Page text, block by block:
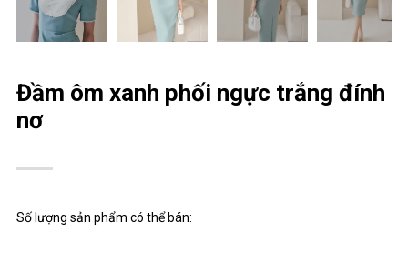
Đầm ôm xanh phối ngực trắng đính
nơ
Số lượng sản phẩm có thể bán: